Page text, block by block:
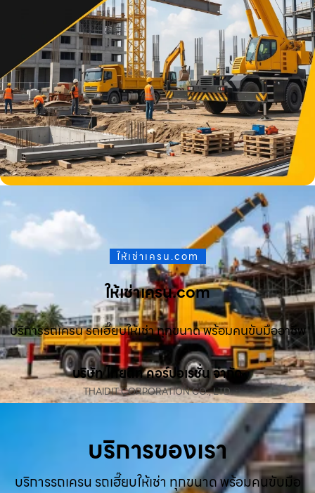
ให้เช่าเครน.com
ให้เช่าเครน.com
บริการรถเครน รถเฮี๊ยบให้เช่า ทุกขนาด พร้อมคนขับมืออาชีพ
บริษัท ไทยดิท คอร์ปอเรชั่น จำกัด
THAIDIT CORPORATION CO., LTD.
บริการของเรา
บริการรถเครน รถเฮี๊ยบให้เช่า ทุกขนาด พร้อมคนขับมือ